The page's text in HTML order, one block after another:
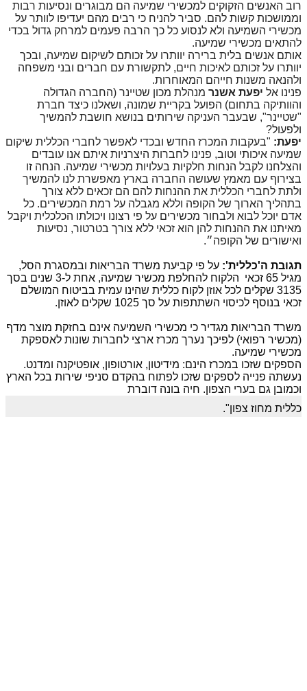
רוב האנשים הזקוקים למכשירי שמיעה הם מבוגרים ונסיעות רבות
וממושכות קשות להם. סביר להניח כי רבים מהם יעדיפו לוותר על
מכשירי השמיעה ולא לנסוע כל כך הרבה פעמים למרחק גדול בכדי
להתאים מכשירי שמיעה.
אותם אנשים בלית ברירה יוותרו על זכותם לשיקום שמיעה, ובכך
יוותרו על זכותם לאיכות חיים, לתקשורת עם חברים ובני משפחה
ולהנאה משנות חייהם המאוחרות.
פנינו אל יפעת אשנר מנהלת מכון שטיינר (החברה הגדולה
והוותיקה בתחום) הפועל בקריית שמונה, ושאלנו כיצד חברת
"שטיינר", שבעבר העניקה שירותים בנושא חושבת להמשיך
ולפעול?
יפעת: "בעקבות המכרז החדש ובכדי לאפשר לחברי הכללית שיקום
שמיעה איכותי וטוב, פנינו לחברות היצרניות איתם אנו עובדים
והצלחנו לקבל הנחות חלקיות בעלויות מכשירי שמיעה. הנחה זו
בצירוף עם מאמץ שעושה החברה בארץ מאפשרת לנו להמשיך
ולתת לחברי הכללית את ההנחות להם הם זכאים ללא צורך
בתהליך הארוך של הקופה וללא מגבלה על רמת המכשירים. כל
אדם יוכל לבוא ולבחור מכשירים על פי רצונו ויכולתו הכלכלית ויקבל
מאיתנו את ההנחות להן הוא זכאי ללא צורך בטרטור, נסיעות
ואישורים של הקופה״.
תגובת ה'כללית': על פי קביעת משרד הבריאות ובמסגרת הסל,
מגיל 65 זכאי הלקוח להחלפת מכשיר שמיעה, אחת ל-3 שנים בסך
3135 שקלים לכל אוזן לקוח כללית שהינו עמית בביטוח המושלם
זכאי בנוסף לכיסוי השתתפות על סך 1025 שקלים לאוזן.
משרד הבריאות מגדיר כי מכשירי השמיעה אינם בחזקת מוצר מדף
(מכשיר רפואי) לפיכך נערך מכרז ארצי לחברות שונות לאספקת
מכשירי שמיעה.
הספקים שזכו במכרז הינם: מידיטון, אורטופון, אופטיקנה ומדנט.
נעשתה פנייה לספקים שזכו לפתוח בהקדם סניפי שירות בכל הארץ
וכמובן גם בערי הצפון. חיה בונה דוברת
כללית מחוז צפון".